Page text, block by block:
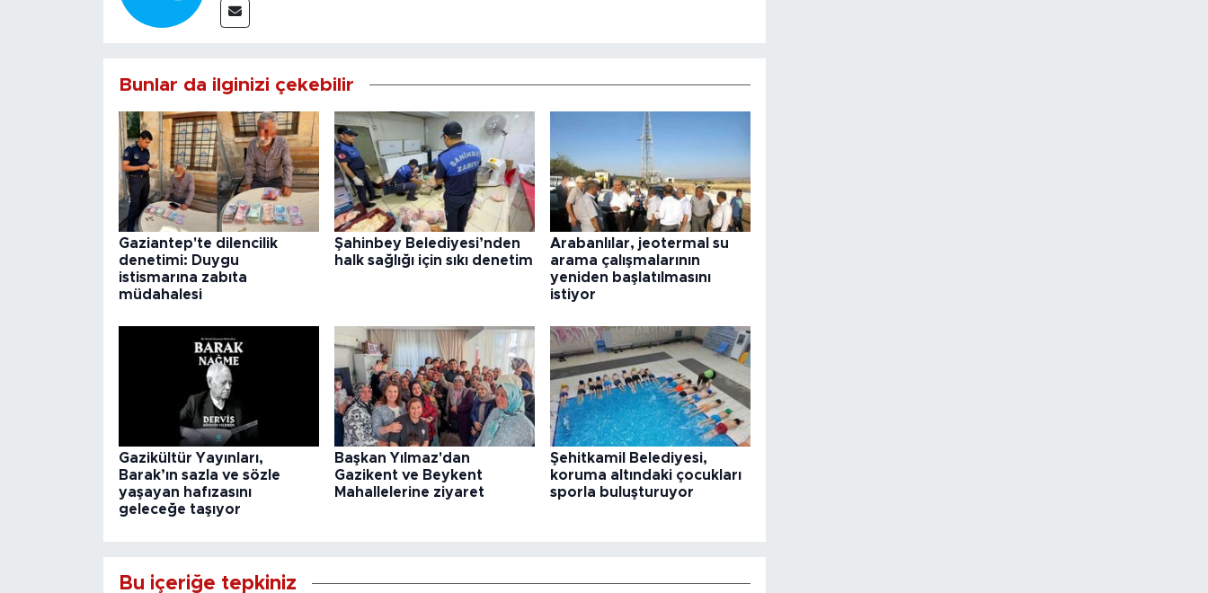
Bunlar da ilginizi çekebilir
Gaziantep'te dilencilik
denetimi: Duygu
istismarına zabıta
müdahalesi
Şahinbey Belediyesi’nden
halk sağlığı için sıkı denetim
Arabanlılar, jeotermal su
arama çalışmalarının
yeniden başlatılmasını
istiyor
Gazikültür Yayınları,
Barak’ın sazla ve sözle
yaşayan hafızasını
geleceğe taşıyor
Başkan Yılmaz'dan
Gazikent ve Beykent
Mahallelerine ziyaret
Şehitkamil Belediyesi,
koruma altındaki çocukları
sporla buluşturuyor
Bu içeriğe tepkiniz